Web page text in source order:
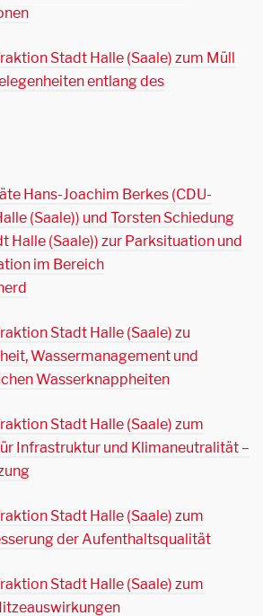
Stadt Halle (Saale) zum Müll
entlang des
Hans-Joachim Berkes (CDU-
(Saale)) und Torsten Schiedung
Halle (Saale)) zur Parksituation und
im Bereich
Stadt Halle (Saale) zu
Wassermanagement und
Wasserknappheiten
Stadt Halle (Saale) zum
Infrastruktur und Klimaneutralität –
Stadt Halle (Saale) zum
der Aufenthaltsqualität
Stadt Halle (Saale) zum